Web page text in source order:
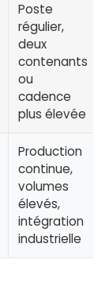
Poste
régulier,
deux
contenants
ou
cadence
plus élevée
Production
continue,
volumes
élevés,
intégration
industrielle